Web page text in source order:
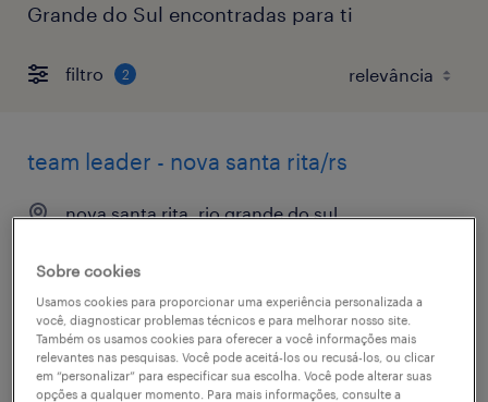
Grande do Sul encontradas para ti
filtro 2
team leader - nova santa rita/rs
nova santa rita, rio grande do sul
vaga postada em 8 maio 2026
Sobre cookies
Usamos cookies para proporcionar uma experiência personalizada a
você, diagnosticar problemas técnicos e para melhorar nosso site.
Também os usamos cookies para oferecer a você informações mais
relevantes nas pesquisas. Você pode aceitá-los ou recusá-los, ou clicar
em “personalizar” para especificar sua escolha. Você pode alterar suas
opções a qualquer momento. Para mais informações, consulte a